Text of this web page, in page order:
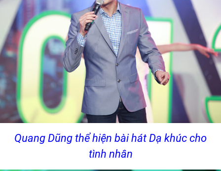
Quang Dũng thể hiện bài hát Dạ khúc cho
tình nhân